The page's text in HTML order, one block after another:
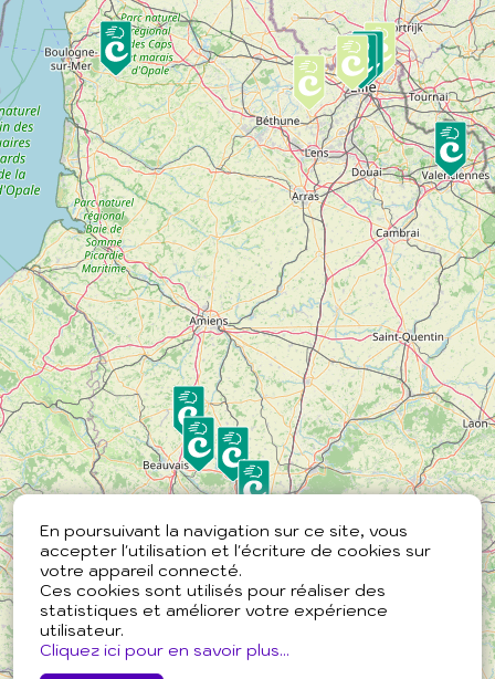
En poursuivant la navigation sur ce site, vous
accepter l'utilisation et l'écriture de cookies sur
votre appareil connecté.
Ces cookies sont utilisés pour réaliser des
statistiques et améliorer votre expérience
utilisateur.
Cliquez ici pour en savoir plus...